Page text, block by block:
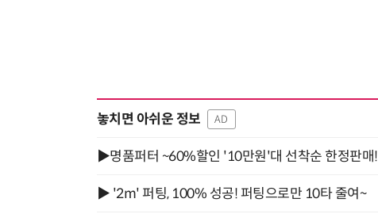
놓치면 아쉬운 정보 AD
▶명품퍼터 ~60%할인 '10만원'대 선착순 한정판매!
▶ '2m' 퍼팅, 100% 성공! 퍼팅으로만 10타 줄여~